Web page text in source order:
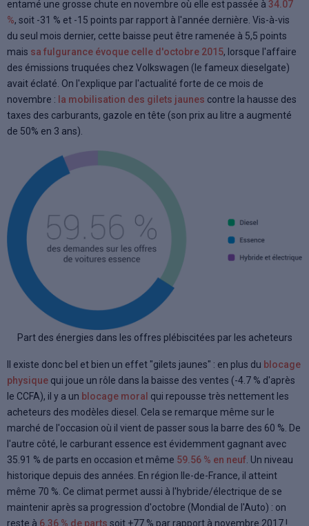
entamé une grosse chute en novembre où elle est passée à 34.07
%, soit -31 % et -15 points par rapport à l'année dernière. Vis-à-vis
du seul mois dernier, cette baisse peut être ramenée à 5,5 points
mais sa fulgurance évoque celle d'octobre 2015, lorsque l'affaire
des émissions truquées chez Volkswagen (le fameux dieselgate)
avait éclaté. On l'explique par l'actualité forte de ce mois de
novembre : la mobilisation des gilets jaunes contre la hausse des
taxes des carburants, gazole en tête (son prix au litre a augmenté
de 50% en 3 ans).
Part des énergies dans les offres plébiscitées par les acheteurs
Il existe donc bel et bien un effet "gilets jaunes" : en plus du blocage
physique qui joue un rôle dans la baisse des ventes (-4.7 % d'après
le CCFA), il y a un blocage moral qui repousse très nettement les
acheteurs des modèles diesel. Cela se remarque même sur le
marché de l'occasion où il vient de passer sous la barre des 60 %. De
l'autre côté, le carburant essence est évidemment gagnant avec
35.91 % de parts en occasion et même 59.56 % en neuf. Un niveau
historique depuis des années. En région Ile-de-France, il atteint
même 70 %. Ce climat permet aussi à l'hybride/électrique de se
maintenir après sa progression d'octobre (Mondial de l'Auto) : on
reste à 6.36 % de parts soit +77 % par rapport à novembre 2017 !